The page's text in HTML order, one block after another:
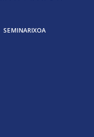
SEMINARIXOA